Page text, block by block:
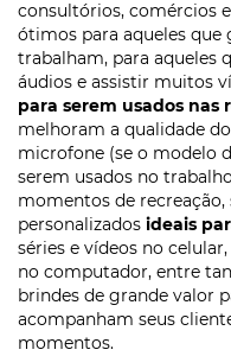
consultórios, comércios
ótimos para aqueles
trabalham, para aqueles
áudios e assistir muitos
para serem usados nas
melhoram a qualidade
microfone (se o modelo
serem usados no
momentos de
personalizados ideais
séries e vídeos no
no computador, entre
brindes de grande valor
acompanham seus
momentos.